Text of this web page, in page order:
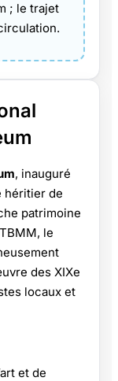
; le trajet
, inauguré
héritier de
patrimoine
le
des XIXe
locaux et
et de